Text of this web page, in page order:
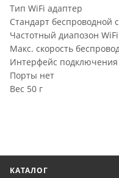
Тип WiFi адаптер
Стандарт беспроводной
Частотный диапозон
Макс. скорость
Интерфейс подключения
Порты нет
Вес 50 г
КАТАЛОГ